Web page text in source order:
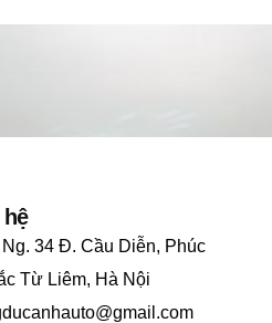
Ng. 34 Đ. Cầu Diễn, Phúc
Từ Liêm, Hà Nội